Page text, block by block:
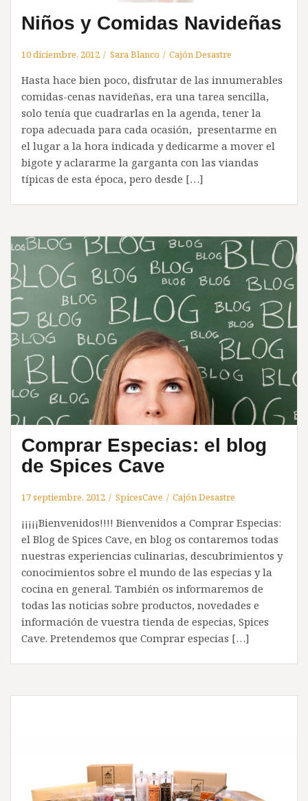
Niños y Comidas Navideñas
10 diciembre, 2012 Sara Blanco Cajón Desastre
Hasta hace bien poco, disfrutar de las innumerables
comidas-cenas navideñas, era una tarea sencilla,
solo tenía que cuadrarlas en la agenda, tener la
ropa adecuada para cada ocasión, presentarme en
el lugar a la hora indicada y dedicarme a mover el
bigote y aclararme la garganta con las viandas
típicas de esta época, pero desde […]
Comprar Especias: el blog
de Spices Cave
17 septiembre, 2012 SpicesCave Cajón Desastre
¡¡¡¡¡Bienvenidos!!!! Bienvenidos a Comprar Especias:
el Blog de Spices Cave, en blog os contaremos todas
nuestras experiencias culinarias, descubrimientos y
conocimientos sobre el mundo de las especias y la
cocina en general. También os informaremos de
todas las noticias sobre productos, novedades e
información de vuestra tienda de especias, Spices
Cave. Pretendemos que Comprar especias […]